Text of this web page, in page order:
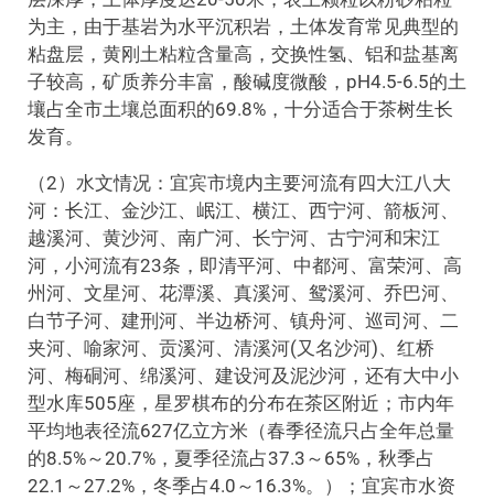
为主，由于基岩为水平沉积岩，土体发育常见典型的
粘盘层，黄刚土粘粒含量高，交换性氢、铝和盐基离
子较高，矿质养分丰富，酸碱度微酸，pH4.5-6.5的土
壤占全市土壤总面积的69.8%，十分适合于茶树生长
发育。
（2）水文情况：宜宾市境内主要河流有四大江八大
河：长江、金沙江、岷江、横江、西宁河、箭板河、
越溪河、黄沙河、南广河、长宁河、古宁河和宋江
河，小河流有23条，即清平河、中都河、富荣河、高
州河、文星河、花潭溪、真溪河、鸳溪河、乔巴河、
白节子河、建刑河、半边桥河、镇舟河、巡司河、二
夹河、喻家河、贡溪河、清溪河(又名沙河)、红桥
河、梅硐河、绵溪河、建设河及泥沙河，还有大中小
型水库505座，星罗棋布的分布在茶区附近；市内年
平均地表径流627亿立方米（春季径流只占全年总量
的8.5%～20.7%，夏季径流占37.3～65%，秋季占
22.1～27.2%，冬季占4.0～16.3%。）；宜宾市水资